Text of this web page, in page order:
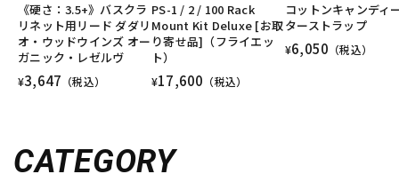
DTM オンライン納品 レコーディング機器
配信/ライブ機器
《硬さ：3.5+》バスクラ
リネット用リード ダダリ
オ・ウッドウインズ オー
ガニック・レゼルヴ
¥3,647 （税込）
PS-1 / 2 / 100 Rack
Mount Kit Deluxe [お取
り寄せ品]（フライエッ
ト）
¥17,600 （税込）
コットンキャンディ
ターストラップ
¥6,050 （税込）
CATEGORY